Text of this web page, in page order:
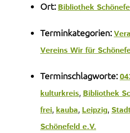
Ort:Bibliothek
Terminkategorien:
Vereins Wir für
Terminschlagworte:
kulturkreis, Bibliothek
frei, kauba, Leipzig,
Schönefeld e.V.